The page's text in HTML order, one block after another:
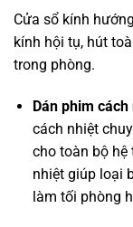
Cửa sổ kính
kính hội tụ, hút
trong phòng.
Dán phim
cách nhiệt
cho toàn bộ hệ
nhiệt giúp loại
làm tối phòng